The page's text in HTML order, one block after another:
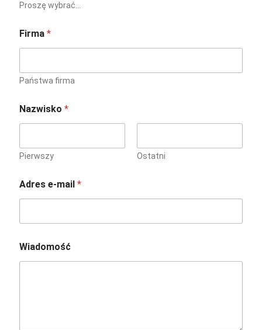
Proszę wybrać...
Firma *
Państwa firma
Nazwisko *
Pierwszy Ostatni
Adres e-mail *
i
e
Wiadomość